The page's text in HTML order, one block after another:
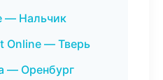
— Нальчик
Online — Тверь
— Оренбург